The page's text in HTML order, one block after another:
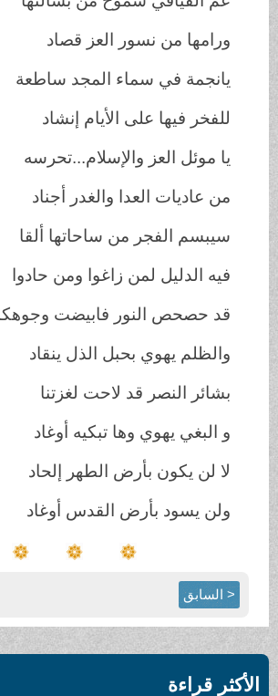
ورامها من نسور العز قصاد
يانجمة في سماء المجد ساطعة
للفخر فيها على الأيام إنشاد
يا موئل العز والإسلام...تحرسه
من عاديات العدا والغدر أجناد
سيبسم الفجر من ساحاتها ألقا
فيه الدليل لمن زاغوا ومن حادوا
قد حصحص النور فابيضت وجوهكمو
والظلم يهوي بحبل الذل ينقاد
بشائر النصر قد لاحت لغزتنا
و البغي يهوي وها تبكيه أوغاد
لا لن يكون بأرض الطهر إلحاد
ولن يسود بأرض القدس أوغاد
< السابق
الأكثر قراءة